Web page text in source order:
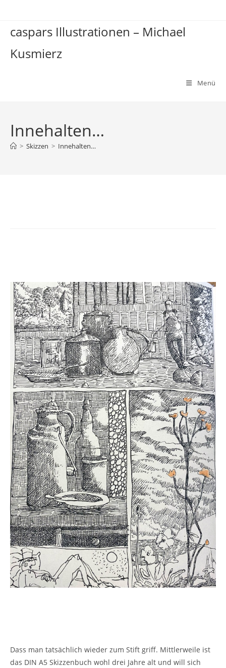
springen
caspars Illustrationen – Michael
Kusmierz
Menü
Innehalten…
> Skizzen > Innehalten…
Dass man tatsächlich wieder zum Stift griff. Mittlerweile ist
das DIN A5 Skizzenbuch wohl drei Jahre alt und will sich